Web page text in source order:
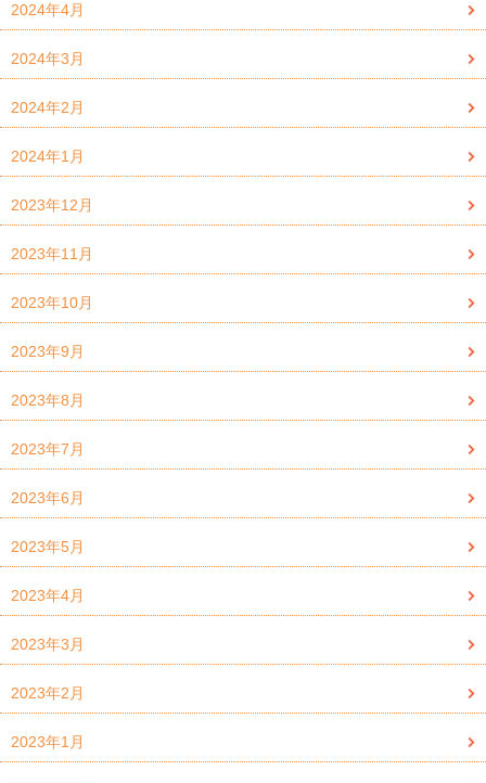
2024年4月
2024年3月
2024年2月
2024年1月
2023年12月
2023年11月
2023年10月
2023年9月
2023年8月
2023年7月
2023年6月
2023年5月
2023年4月
2023年3月
2023年2月
2023年1月